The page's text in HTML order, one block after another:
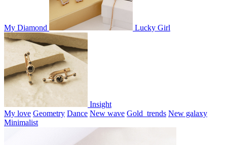
My Diamond Lucky Girl
Insight
My love Geometry Dance New wave Gold_trends New galaxy
Minimalist